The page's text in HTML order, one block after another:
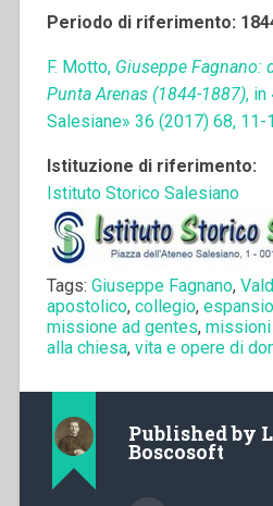
Periodo di riferimento:
F. Motto, Giuseppe Fagnano:
Punta Arenas (1844-1887), in
Salesiane» 36 (2017) 68, 11-
Istituzione di riferimento:
Istituto Storico Salesiano
Tags: Giuseppe Fagnano,
apostolico, collegio,
missione ad gentes,
alla chiesa, vita e opere di
Published by
Boscosoft